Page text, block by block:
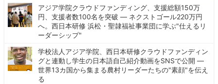
アジア学院クラウドファンディング、支援総額150万
円、支援者数100名を突破 ― ネクストゴール220万円
へ。西日本研修 浜松・聖隷福祉事業団に学ぶ"仕えるリ
ーダーシップ"
学校法人アジア学院、西日本研修クラウドファンディン
グと連動し学生の日本語自己紹介動画をSNSで公開 ―
世界13カ国から集まる農村リーダーたちの"素顔"を伝え
る